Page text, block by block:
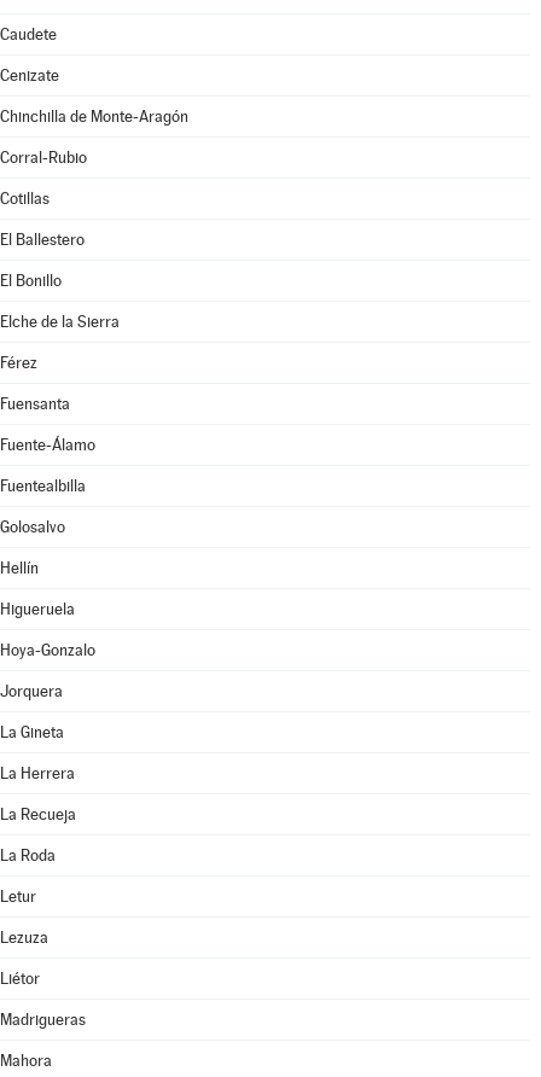
Caudete
Cenizate
Chinchilla de Monte-Aragón
Corral-Rubio
Cotillas
El Ballestero
El Bonillo
Elche de la Sierra
Férez
Fuensanta
Fuente-Álamo
Fuentealbilla
Golosalvo
Hellín
Higueruela
Hoya-Gonzalo
Jorquera
La Gineta
La Herrera
La Recueja
La Roda
Letur
Lezuza
Liétor
Madrigueras
Mahora